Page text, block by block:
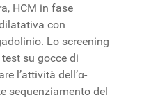
HCM in fase
con
Lo screening
su gocce di
l’attività dell’α-
sequenziamento del